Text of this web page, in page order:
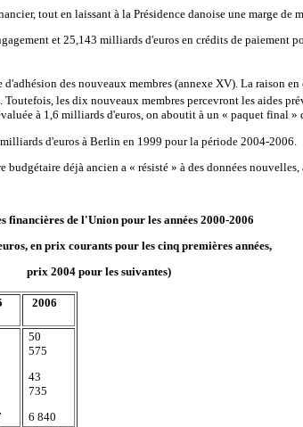
tout en laissant à la Présidence danoise une marge de
et 25,143 milliards d'euros en crédits de paiement
des nouveaux membres (annexe XV). La raison
les dix nouveaux membres percevront les aides
à 1,6 milliards d'euros, on aboutit à un « paquet final »
d'euros à Berlin en 1999 pour la période 2004-2006.
déjà ancien a « résisté » à des données
financières de l'Union pour les années 2000-2006
en prix courants pour les cinq premières années,
prix 2004 pour les suivantes)
2006
50
575
43
735
6 840